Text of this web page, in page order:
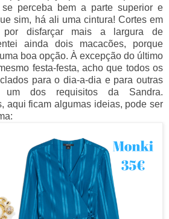
perceba bem a parte superior e
sim, há ali uma cintura! Cortes em
por disfarçar mais a largura de
ainda dois macacões, porque
boa opção. À excepção do último
festa-festa, acho que todos os
para o dia-a-dia e para outras
um dos requisitos da Sandra.
aqui ficam algumas ideias, pode ser